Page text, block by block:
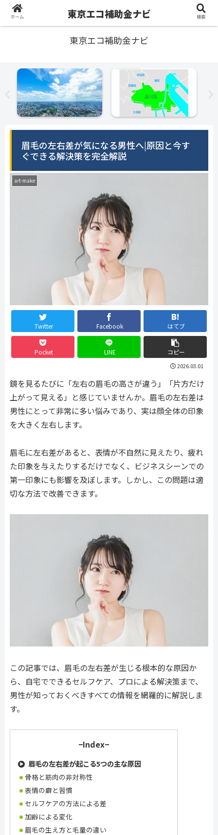
東京エコ補助金ナビ
眉毛の左右差が気になる男性へ|原因と今す
ぐできる解決策を完全解説
art-make
Twitter Facebook はてブ
Pocket LINE コピー
2026.03.01
鏡を見るたびに「左右の眉毛の高さが違う」「片方だけ
上がって見える」と感じていませんか。眉毛の左右差は
男性にとって非常に多い悩みであり、実は顔全体の印象
を大きく左右します。
眉毛に左右差があると、表情が不自然に見えたり、疲れ
た印象を与えたりするだけでなく、ビジネスシーンでの
第一印象にも影響を及ぼします。しかし、この問題は適
切な方法で改善できます。
この記事では、眉毛の左右差が生じる根本的な原因か
ら、自宅でできるセルフケア、プロによる解決策まで、
男性が知っておくべきすべての情報を網羅的に解説しま
す。
−Index−
眉毛の左右差が起こる5つの主な原因
骨格と筋肉の非対称性
表情の癖と習慣
セルフケアの方法による差
加齢による変化
眉毛の生え方と毛量の違い
ホーム 東京エコ補助金ナビ 検索